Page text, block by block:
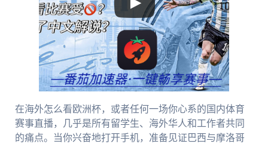
在海外怎么看欧洲杯，或者任何一场你心系的国内体育
赛事直播，几乎是所有留学生、海外华人和工作者共同
的痛点。当你兴奋地打开手机，准备见证巴西与摩洛哥